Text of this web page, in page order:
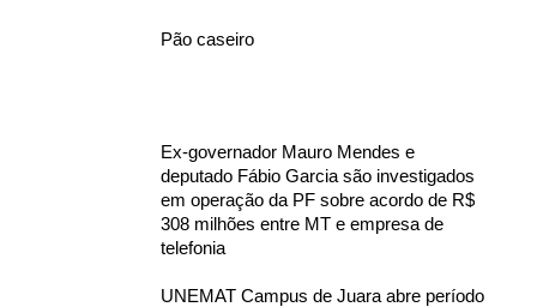
Pão caseiro
Ex-governador Mauro Mendes e
deputado Fábio Garcia são investigados
em operação da PF sobre acordo de R$
308 milhões entre MT e empresa de
telefonia
UNEMAT Campus de Juara abre período